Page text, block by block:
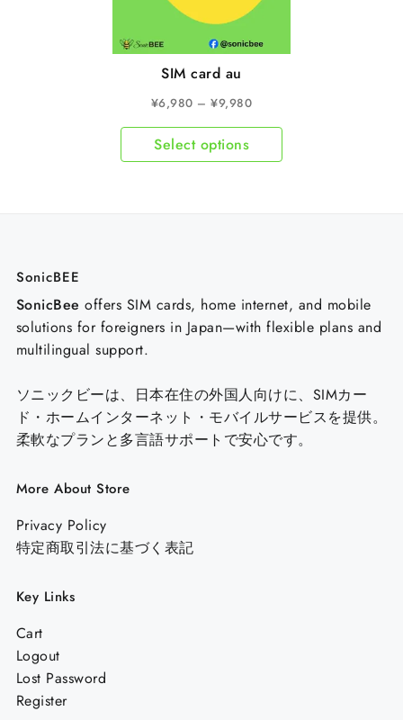
SIM card au
¥6,980 – ¥9,980
Select options
SonicBEE
SonicBee offers SIM cards, home internet, and mobile
solutions for foreigners in Japan—with flexible plans and
multilingual support.
ソニックビーは、日本在住の外国人向けに、SIMカー
ド・ホームインターネット・モバイルサービスを提供。
柔軟なプランと多言語サポートで安心です。
More About Store
Privacy Policy
特定商取引法に基づく表記
Key Links
Cart
Logout
Lost Password
Register